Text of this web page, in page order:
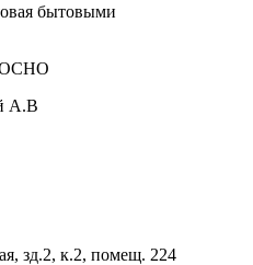
бытовыми
ОСНО
А.В
зд.2, к.2, помещ. 224